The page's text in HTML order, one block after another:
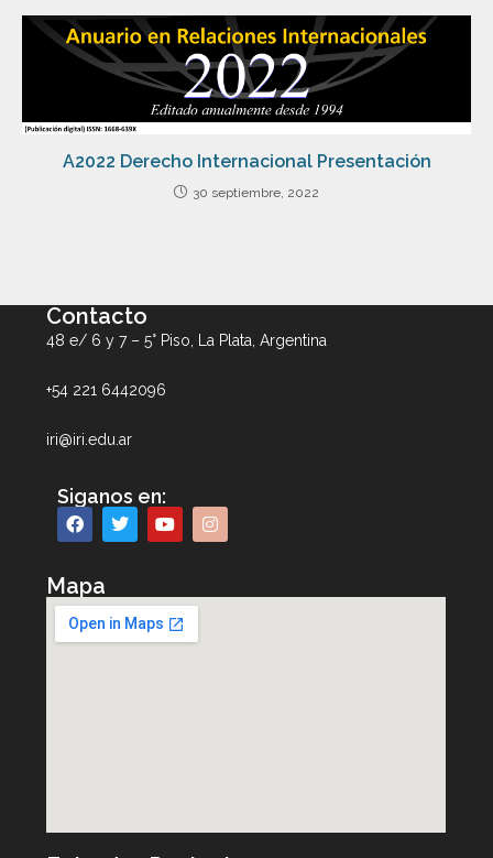
A2022 Derecho Internacional Presentación
30 septiembre, 2022
Contacto
48 e/ 6 y 7 – 5° Piso, La Plata, Argentina
+54 221 6442096
iri@iri.edu.ar
Siganos en:
Mapa